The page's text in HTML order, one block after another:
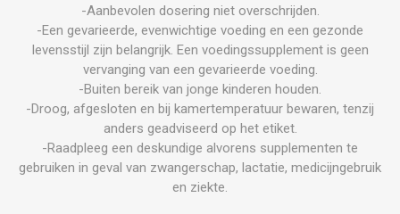
-Aanbevolen dosering niet overschrijden.
-Een gevarieerde, evenwichtige voeding en een gezonde
levensstijl zijn belangrijk. Een voedingssupplement is geen
vervanging van een gevarieerde voeding.
-Buiten bereik van jonge kinderen houden.
-Droog, afgesloten en bij kamertemperatuur bewaren, tenzij
anders geadviseerd op het etiket.
-Raadpleeg een deskundige alvorens supplementen te
gebruiken in geval van zwangerschap, lactatie, medicijngebruik
en ziekte.